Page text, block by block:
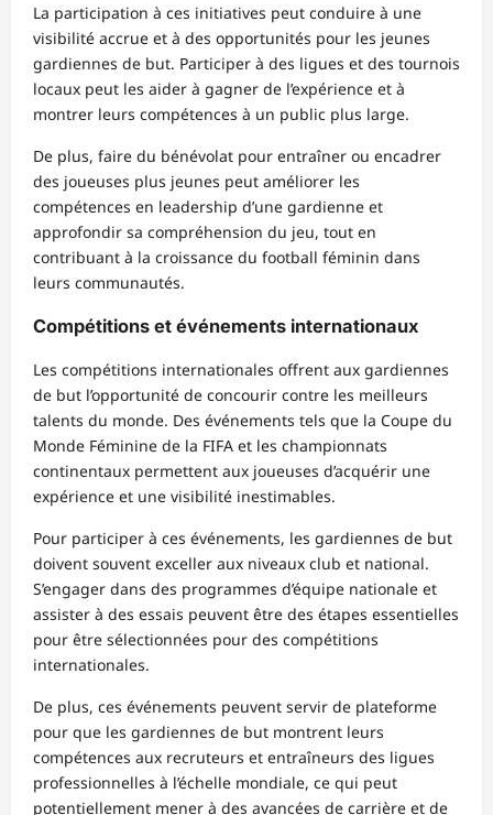
La participation à ces initiatives peut conduire à une
visibilité accrue et à des opportunités pour les jeunes
gardiennes de but. Participer à des ligues et des tournois
locaux peut les aider à gagner de l’expérience et à
montrer leurs compétences à un public plus large.
De plus, faire du bénévolat pour entraîner ou encadrer
des joueuses plus jeunes peut améliorer les
compétences en leadership d’une gardienne et
approfondir sa compréhension du jeu, tout en
contribuant à la croissance du football féminin dans
leurs communautés.
Compétitions et événements internationaux
Les compétitions internationales offrent aux gardiennes
de but l’opportunité de concourir contre les meilleurs
talents du monde. Des événements tels que la Coupe du
Monde Féminine de la FIFA et les championnats
continentaux permettent aux joueuses d’acquérir une
expérience et une visibilité inestimables.
Pour participer à ces événements, les gardiennes de but
doivent souvent exceller aux niveaux club et national.
S’engager dans des programmes d’équipe nationale et
assister à des essais peuvent être des étapes essentielles
pour être sélectionnées pour des compétitions
internationales.
De plus, ces événements peuvent servir de plateforme
pour que les gardiennes de but montrent leurs
compétences aux recruteurs et entraîneurs des ligues
professionnelles à l’échelle mondiale, ce qui peut
potentiellement mener à des avancées de carrière et de